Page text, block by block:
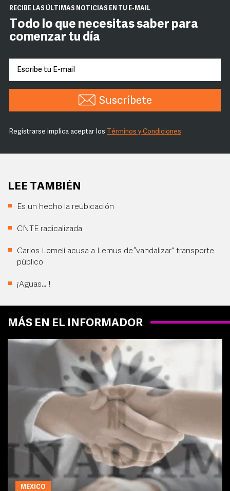
RECIBE LAS ÚLTIMAS NOTICIAS EN TU E-MAIL
Todo lo que necesitas saber para
comenzar tu día
Suscríbete
Registrarse implica aceptar los Términos y Condiciones
LEE TAMBIÉN
Es un hecho la reubicación
CNTE radicalizada
Carlos Lomelí acusa a Lemus de “vandalizar” transporte
público
¡Aguas… !
MÁS EN EL INFORMADOR
MÉXICO